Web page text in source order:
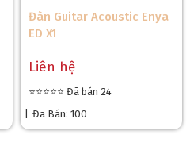
Đàn Guitar Acoustic Enya
ED X1
Liên hệ
⭐⭐⭐⭐⭐ Đã bán 24
Đã Bán: 100